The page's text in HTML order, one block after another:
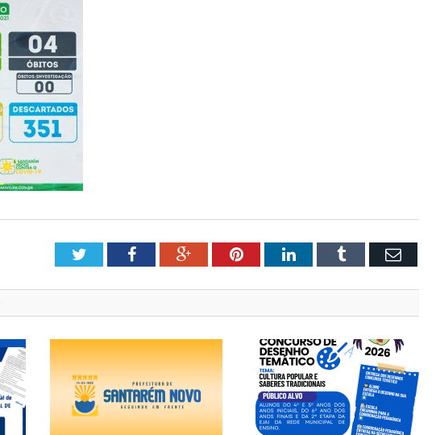
TwitterFacebookGoogle+PinterestLinkedInTumblr Email